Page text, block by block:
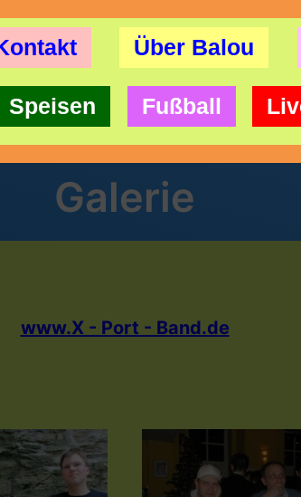
Über Balou
Speisen Fußball
Galerie
www.X - Port - Band.de